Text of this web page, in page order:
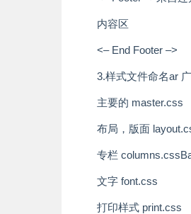
内容区
<– End Footer –>
3.样式文件命名ar
主要的 master.css
布局，版面
专栏 columns.css
文字 font.css
打印样式 print.css